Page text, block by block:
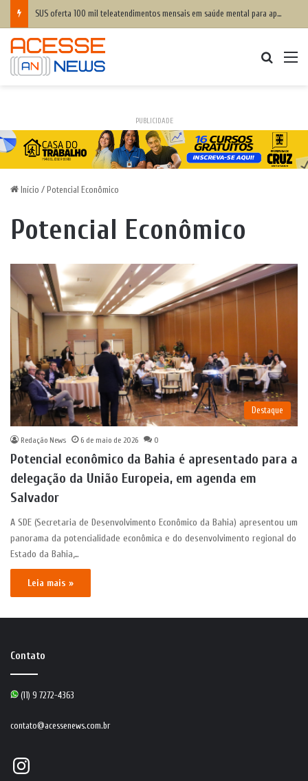
SUS oferta 100 mil teleatendimentos mensais em saúde mental para apostadores
PUBLICIDADE
Início / Potencial Econômico
Potencial Econômico
Destaque
Redação News 6 de maio de 2026 0
Potencial econômico da Bahia é apresentado para a
delegação da União Europeia, em agenda em
Salvador
A SDE (Secretaria de Desenvolvimento Econômico da Bahia) apresentou um
panorama da potencialidade econômica e do desenvolvimento regional do
Estado da Bahia,…
Leia mais »
Contato
(11) 9 7272-4363
contato@acessenews.com.br
Instagram